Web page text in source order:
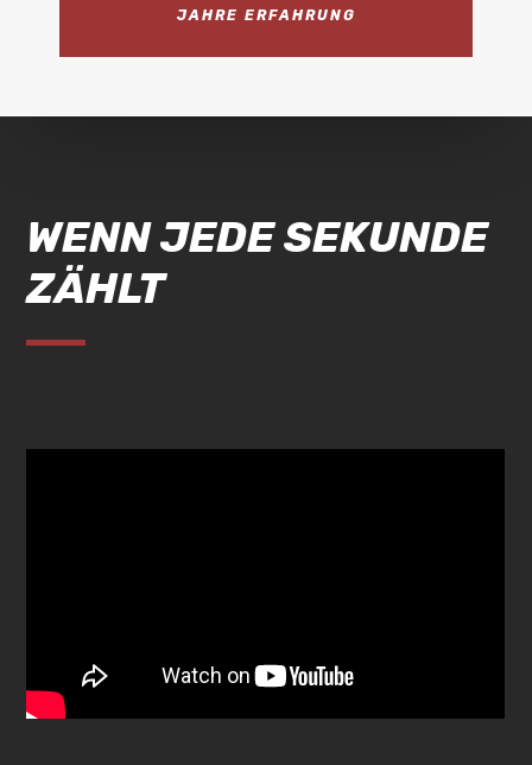
JAHRE ERFAHRUNG
WENN JEDE SEKUNDE
ZÄHLT